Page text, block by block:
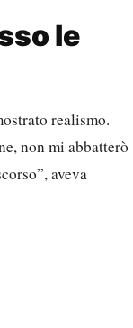
le
realismo.
non mi abbatterò
aveva